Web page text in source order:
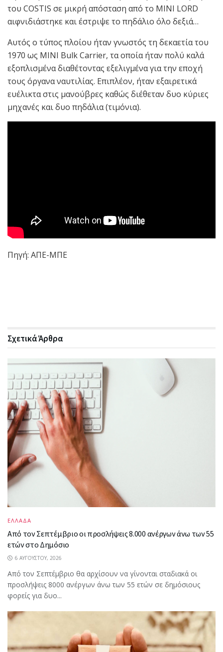
του COSTIS σε μικρή απόσταση από το MINI LORD
αιφνιδιάστηκε και έστριψε το πηδάλιο όλο δεξιά…
Αυτός ο τύπος πλοίου ήταν γνωστός τη δεκαετία του
1970 ως MINI Bulk Carrier, τα οποία ήταν πολύ καλά
εξοπλισμένα διαθέτοντας εξελιγμένα για την εποχή
τους όργανα ναυτιλίας. Επιπλέον, ήταν εξαιρετικά
ευέλικτα στις μανούβρες καθώς διέθεταν δυο κύριες
μηχανές και δυο πηδάλια (τιμόνια).
Πηγή: ΑΠΕ-ΜΠΕ
ΣχετικάΆρθρα
ΕΛΛΑΔΑ
Από τον Σεπτέμβριο οι προσλήψεις 8.000 ανέργων άνω των 55
ετών στο Δημόσιο
6 ΑΥΓΟΎΣΤΟΥ, 2026
Από τον Σεπτέμβριο θα αρχίσουν να γίνονται σταδιακά οι
προσλήψεις 8000 ανέργων άνω των 55 ετών σε δημόσιους
φορείς για δυο...